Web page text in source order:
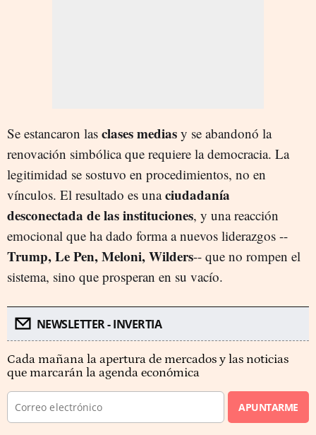
Se estancaron las clases medias y se abandonó la
renovación simbólica que requiere la democracia. La
legitimidad se sostuvo en procedimientos, no en
vínculos. El resultado es unaciudadanía
desconectada de las instituciones, y una reacción
emocional que ha dado forma a nuevos liderazgos --
Trump, Le Pen, Meloni, Wilders-- que no rompen el
sistema, sino que prosperan en su vacío.
NEWSLETTER - INVERTIA
Cada mañana la apertura de mercados y las noticias
que marcarán la agenda económica
APUNTARME